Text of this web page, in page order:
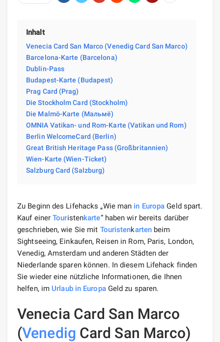
Inhalt
Venecia Card San Marco (Venedig Card San Marco)
Barcelona-Karte (Barcelona)
Dublin-Pass
Budapest-Karte (Budapest)
Prag Card (Prag)
Die Stockholm Card (Stockholm)
Die Malmö-Karte (Мальмё)
OMNIA Vatikan- und Rom-Karte (Vatikan und Rom)
Berlin WelcomeCard (Berlin)
Great British Heritage Pass (Großbritannien)
Wien-Karte (Wien-Ticket)
Salzburg Card (Salzburg)
Zu Beginn des Lifehacks „Wie man in Europa Geld spart.
Kauf einerTouristenkarte“ haben wir bereits darüber
geschrieben, wie Sie mit Touristenkarten beim
Sightseeing, Einkaufen, Reisen in Rom, Paris, London,
Venedig, Amsterdam und anderen Städten der
Niederlande sparen können. In diesem Lifehack finden
Sie wieder eine nützliche Informationen, die Ihnen
helfen, im Urlaub in EuropaGeld zu sparen.
Venecia Card San Marco
(Venedig Card San Marco)